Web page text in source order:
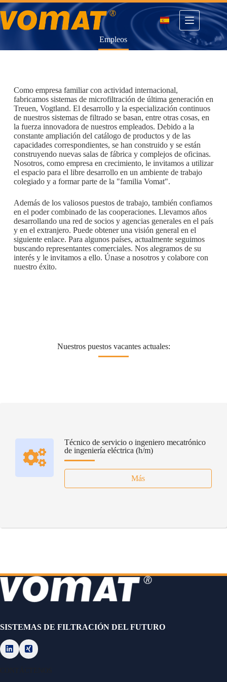
Saltar
al
contenido
Empleos
Como empresa familiar con actividad internacional,
fabricamos sistemas de microfiltración de última generación en
Treuen, Vogtland. El desarrollo y la especialización continuos
de nuestros sistemas de filtrado se basan, entre otras cosas, en
la fuerza innovadora de nuestros empleados. Debido a la
constante ampliación del catálogo de productos y de las
capacidades correspondientes, se han construido y se están
construyendo nuevas salas de fábrica y complejos de oficinas.
Nosotros, como empresa en crecimiento, le invitamos a utilizar
el espacio para el libre desarrollo en un ambiente de trabajo
colegiado y a formar parte de la "familia Vomat".
Además de los valiosos puestos de trabajo, también confiamos
en el poder combinado de las cooperaciones. Llevamos años
desarrollando una red de socios y agencias generales en el país
y en el extranjero. Puede obtener una visión general en el
siguiente enlace. Para algunos países, actualmente seguimos
buscando representantes comerciales. Nos alegramos de su
interés y le invitamos a ello. Únase a nosotros y colabore con
nuestro éxito.
Nuestros puestos vacantes actuales:
Técnico de servicio o ingeniero mecatrónico
de ingeniería eléctrica (h/m)
Más
SISTEMAS DE FILTRACIÓN DEL FUTURO